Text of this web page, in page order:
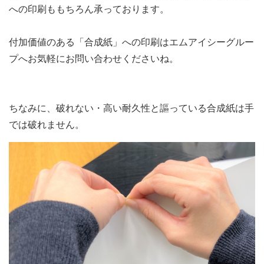
への印刷ももちろん承っております。
付加価値のある「合成紙」への印刷はエムアイシーグルー
プへお気軽にお問い合わせくださいね。
ちなみに、破れない・高い耐久性と謳っている合成紙は手
では破れません。